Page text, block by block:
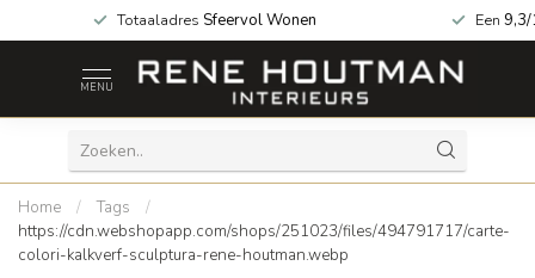
Totaaladres Sfeervol Wonen Een
MENU
Home / Tags
/
https://cdn.webshopapp.com/shops/251023/files/494791717/carte-
colori-kalkverf-sculptura-rene-houtman.webp